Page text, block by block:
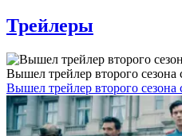
Трейлеры
Вышел трейлер второго сезона
Вышел трейлер второго сезона